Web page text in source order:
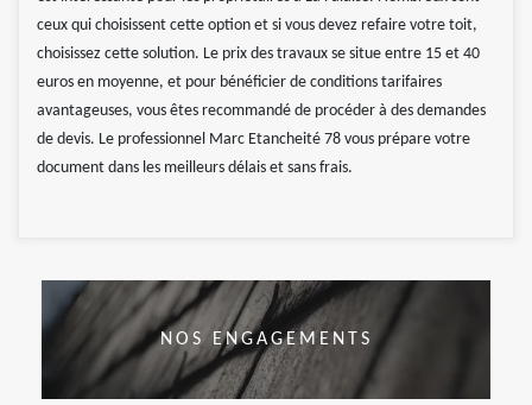
ceux qui choisissent cette option et si vous devez refaire votre toit,
choisissez cette solution. Le prix des travaux se situe entre 15 et 40
euros en moyenne, et pour bénéficier de conditions tarifaires
avantageuses, vous êtes recommandé de procéder à des demandes
de devis. Le professionnel Marc Etancheité 78 vous prépare votre
document dans les meilleurs délais et sans frais.
NOS ENGAGEMENTS